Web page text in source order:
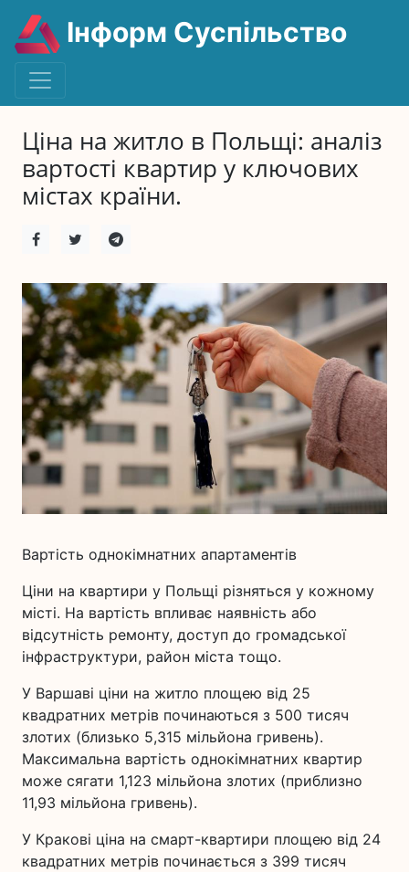
Інформ Суспільство
Ціна на житло в Польщі: аналіз
вартості квартир у ключових
містах країни.
Вартість однокімнатних апартаментів
Ціни на квартири у Польщі різняться у кожному
місті. На вартість впливає наявність або
відсутність ремонту, доступ до громадської
інфраструктури, район міста тощо.
У Варшаві ціни на житло площею від 25
квадратних метрів починаються з 500 тисяч
злотих (близько 5,315 мільйона гривень).
Максимальна вартість однокімнатних квартир
може сягати 1,123 мільйона злотих (приблизно
11,93 мільйона гривень).
У Кракові ціна на смарт-квартири площею від 24
квадратних метрів починається з 399 тисяч